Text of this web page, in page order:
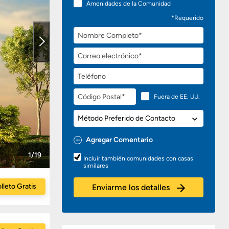
Amenidades de la Comunidad
*Requerido
Nombre
Completo
Correo
electrónico
Teléfono
Código
Postal
Fuera de EE. UU.
Método
Preferido
de
Contacto
Agregar Comentario
Preguntas
o
Comentarios
Incluir también comunidades con casas
similares
Enviarme los detalles
1/19
Gratis